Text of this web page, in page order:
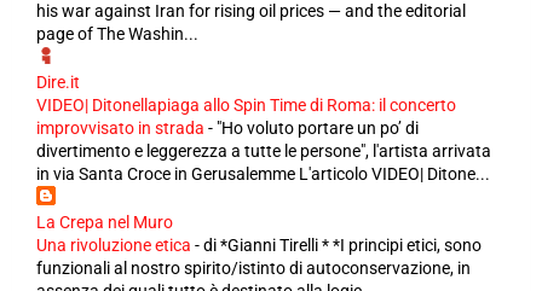
his war against Iran for rising oil prices — and the editorial
page of The Washin...
Dire.it
VIDEO| Ditonellapiaga allo Spin Time di Roma: il concerto
improvvisato in strada - "Ho voluto portare un po’ di
divertimento e leggerezza a tutte le persone", l'artista arrivata
in via Santa Croce in Gerusalemme L'articolo VIDEO| Ditone...
La Crepa nel Muro
Una rivoluzione etica -di *Gianni Tirelli * *I principi etici, sono
funzionali al nostro spirito/istinto di autoconservazione, in